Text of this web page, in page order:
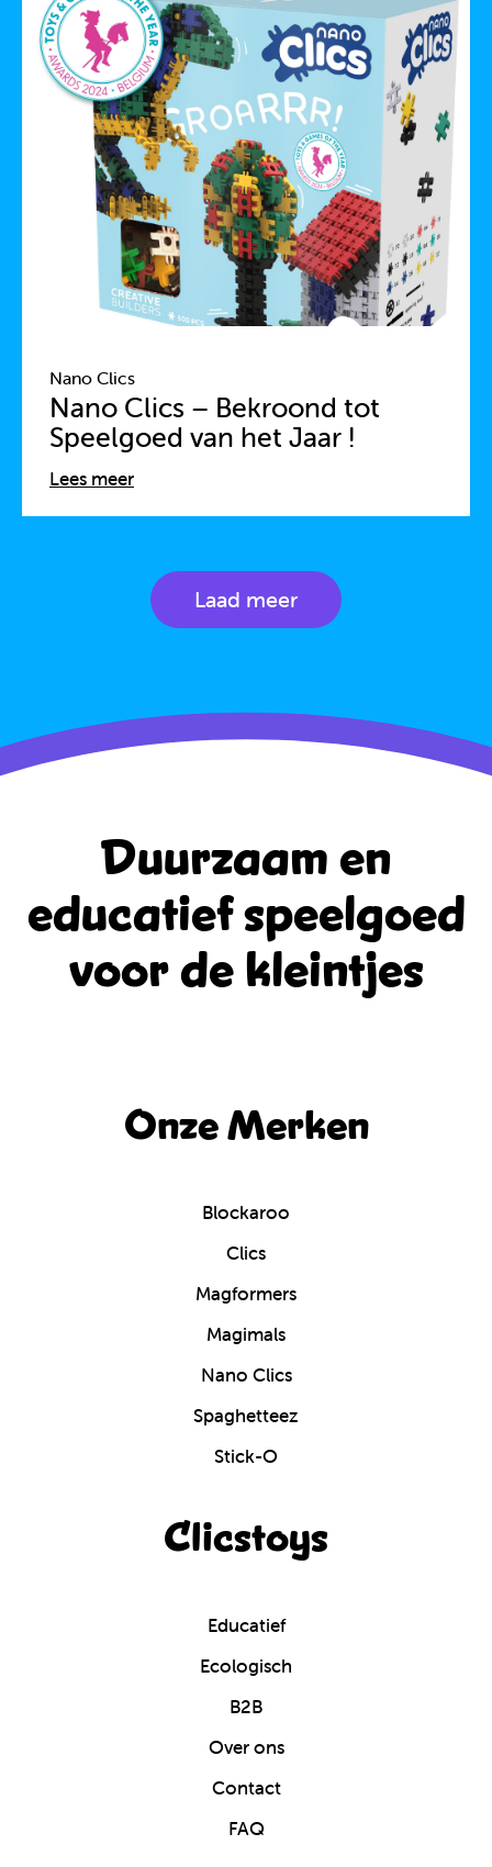
Nano Clics
Nano Clics – Bekroond tot
Speelgoed van het Jaar !
Lees meer
Laad meer
Duurzaam en
educatiefspeelgoed
voor de kleintjes
Onze Merken
Blockaroo
Clics
Magformers
Magimals
Nano Clics
Spaghetteez
Stick-O
Clicstoys
Educatief
Ecologisch
B2B
Over ons
Contact
FAQ